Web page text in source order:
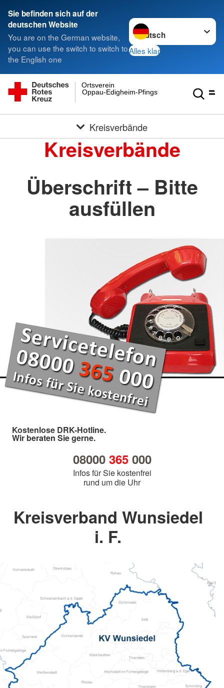
Sie befinden sich auf der
deutschen Website
You are on the German website,
you can use the switch to switch to
the English one
Sprache wechseln zu
Alles klar
Oppau-Edigheim-Pfingstweide e.V.
Ortsverein
Kreisverbände
Kreisverbände
Überschrift – Bitte
ausfüllen
Kostenlose DRK-Hotline.
Wir beraten Sie gerne.
08000 365000
Infos für Sie kostenfrei
rund um die Uhr
Kreisverband Wunsiedel
i. F.